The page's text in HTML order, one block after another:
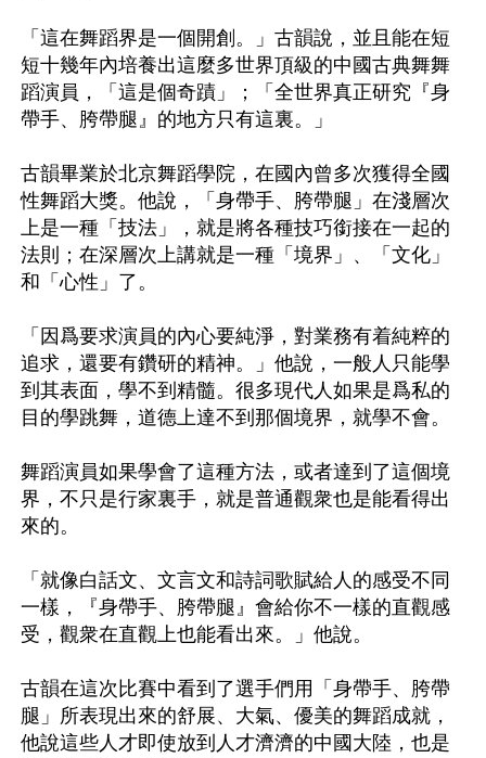
「這在舞蹈界是一個開創。」古韻說，並且能在短
短十幾年內培養出這麼多世界頂級的中國古典舞舞
蹈演員，「這是個奇蹟」；「全世界真正研究『身
帶手、胯帶腿』的地方只有這裏。」
古韻畢業於北京舞蹈學院，在國內曾多次獲得全國
性舞蹈大獎。他說，「身帶手、胯帶腿」在淺層次
上是一種「技法」，就是將各種技巧銜接在一起的
法則；在深層次上講就是一種「境界」、「文化」
和「心性」了。
「因爲要求演員的內心要純淨，對業務有着純粹的
追求，還要有鑽研的精神。」他說，一般人只能學
到其表面，學不到精髓。很多現代人如果是爲私的
目的學跳舞，道德上達不到那個境界，就學不會。
舞蹈演員如果學會了這種方法，或者達到了這個境
界，不只是行家裏手，就是普通觀衆也是能看得出
來的。
「就像白話文、文言文和詩詞歌賦給人的感受不同
一樣，『身帶手、胯帶腿』會給你不一樣的直觀感
受，觀衆在直觀上也能看出來。」他說。
古韻在這次比賽中看到了選手們用「身帶手、胯帶
腿」所表現出來的舒展、大氣、優美的舞蹈成就，
他說這些人才即使放到人才濟濟的中國大陸，也是